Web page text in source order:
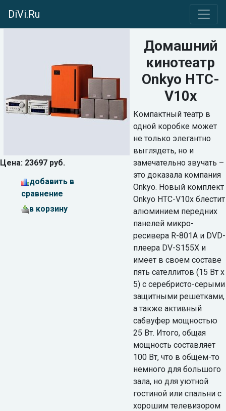
DiVi.Ru
Цена: 23697 руб.
добавить в
сравнение
в корзину
Домашний
кинотеатр
Onkyo HTC-
V10x
Компактный театр в
одной коробке может
не только элегантно
выглядеть, но и
замечательно звучать –
это доказала компания
Onkyo. Новый комплект
Onkyo HTC-V10x блестит
алюминием передних
панелей микро-
ресивера R-801A и DVD-
плеера DV-S155X и
имеет в своем составе
пять сателлитов (15 Вт x
5) с серебристо-серыми
защитными решетками,
а также активный
сабвуфер мощностью
25 Вт. Итого, общая
мощность составляет
100 Вт, что в общем-то
немного для большого
зала, но для уютной
гостиной или спальни с
хорошим телевизором